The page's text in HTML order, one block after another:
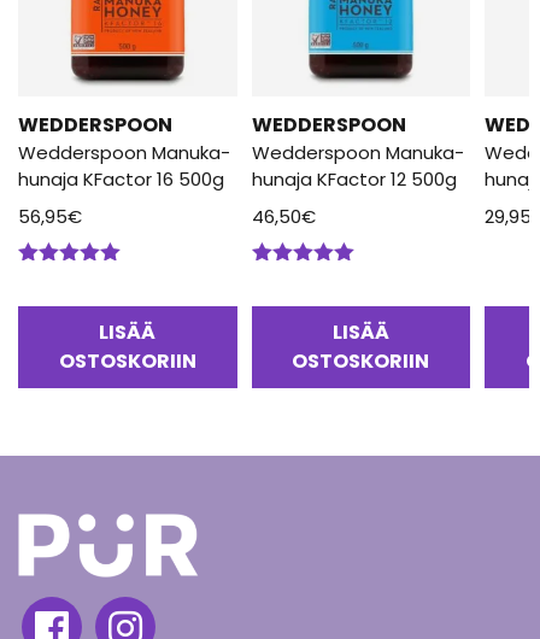
WEDDERSPOON
Wedderspoon Manuka-
hunaja KFactor 16 500g
56,95€
LISÄÄ
OSTOSKORIIN
WEDDERSPOON
Wedderspoon Manuka-
hunaja KFactor 12 500g
46,50€
LISÄÄ
OSTOSKORIIN
29,95